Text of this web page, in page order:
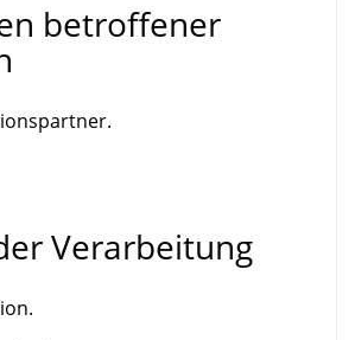
betroffener
Verarbeitung